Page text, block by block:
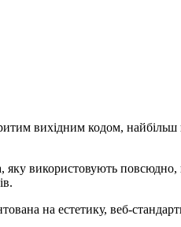
вихідним кодом,
яку використовують
на естетику, веб-